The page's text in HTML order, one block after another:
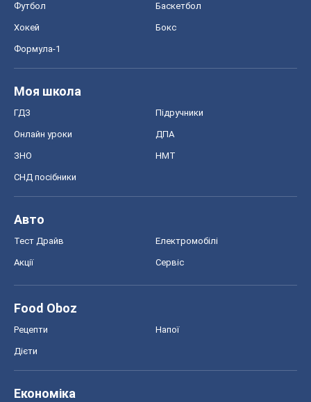
Футбол Баскетбол
Хокей Бокс
Формула-1
Моя школа
ГДЗ Підручники
Онлайн уроки ДПА
ЗНО НМТ
СНД посібники
Авто
Тест Драйв Електромобілі
Акції Сервіс
Food Oboz
Рецепти Напої
Дієти
Економіка